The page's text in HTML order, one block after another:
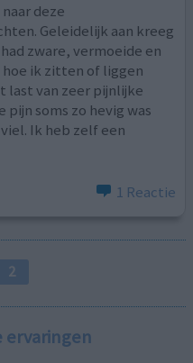
deze
Geleidelijk aan kreeg
zware, vermoeide en
ik zitten of liggen
last van zeer pijnlijke
soms zo hevig was
Ik heb zelf een
1 Reactie
2
ervaringen